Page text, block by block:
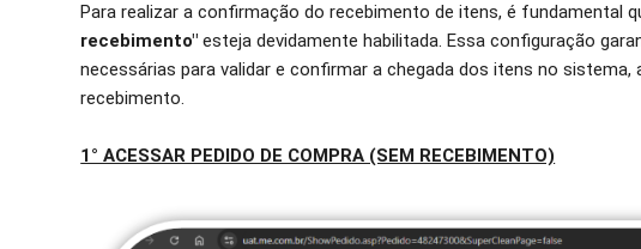
Para realizar a confirmação do recebimento de itens, é fundamental
recebimento" esteja devidamente habilitada. Essa configuração
necessárias para validar e confirmar a chegada dos itens no
recebimento.
1° ACESSAR PEDIDO DE COMPRA (SEM RECEBIMENTO)